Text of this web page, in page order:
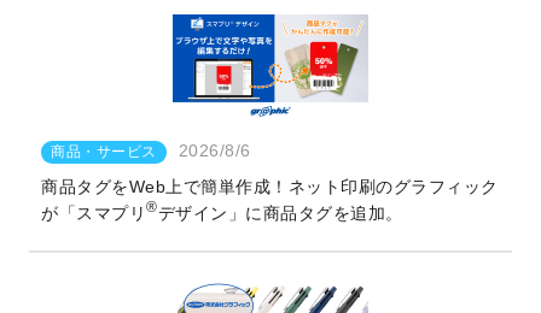
商品・サービス
2026/8/6
商品タグをWeb上で簡単作成！ネット印刷のグラフィック
が「スマプリ ®デザイン」に商品タグを追加。